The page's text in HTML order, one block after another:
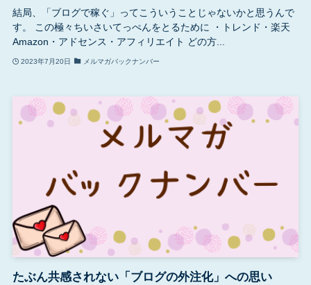
結局、「ブログで稼ぐ」ってこういうことじゃないかと思うんで
す。 この極々ちいさいてっぺんをとるために ・トレンド・楽天
Amazon・アドセンス・アフィリエイト どの方...
2023年7月20日 メルマガバックナンバー
たぶん共感されない「ブログの外注化」への思い